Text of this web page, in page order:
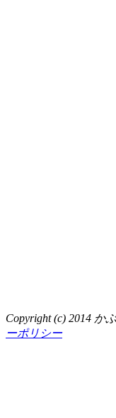
Copyright (c) 2014 か
ーポリシー